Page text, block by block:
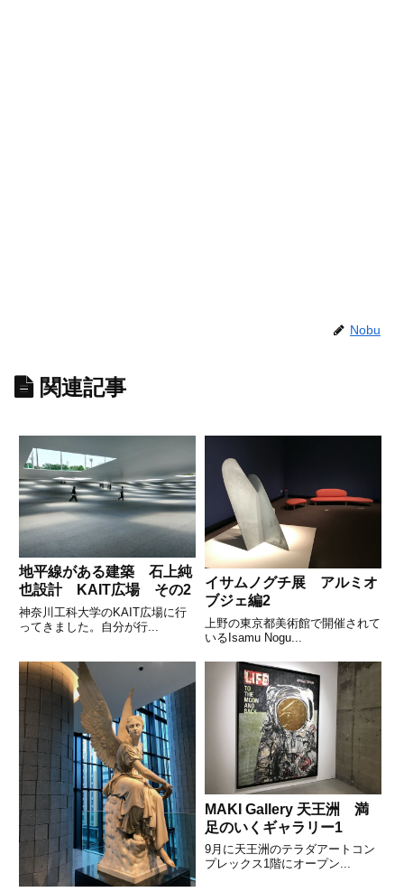
Nobu
関連記事
地平線がある建築 石上純
也設計 KAIT広場 その2
神奈川工科大学のKAIT広場に行
ってきました。自分が行...
イサムノグチ展 アルミオ
ブジェ編2
上野の東京都美術館で開催されて
いるIsamu Nogu...
MAKI Gallery 天王洲 満
足のいくギャラリー1
9月に天王洲のテラダアートコン
プレックス1階にオープン...